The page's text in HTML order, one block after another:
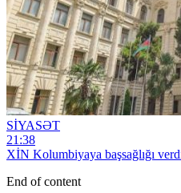
SİYASƏT
21:38
XİN Kolumbiyaya başsağlığı
End of content